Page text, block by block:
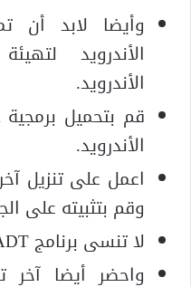
وأيضا لابد أن
الأندرويد
الأندرويد.
الأندرويد.
وقم بتثبيته على
لا تنسى برنامج ADT المتعلق ببرنامج Eclipse.